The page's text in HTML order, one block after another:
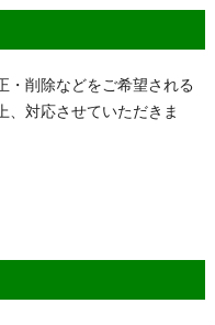
・削除などをご希望される
、対応させていただきま